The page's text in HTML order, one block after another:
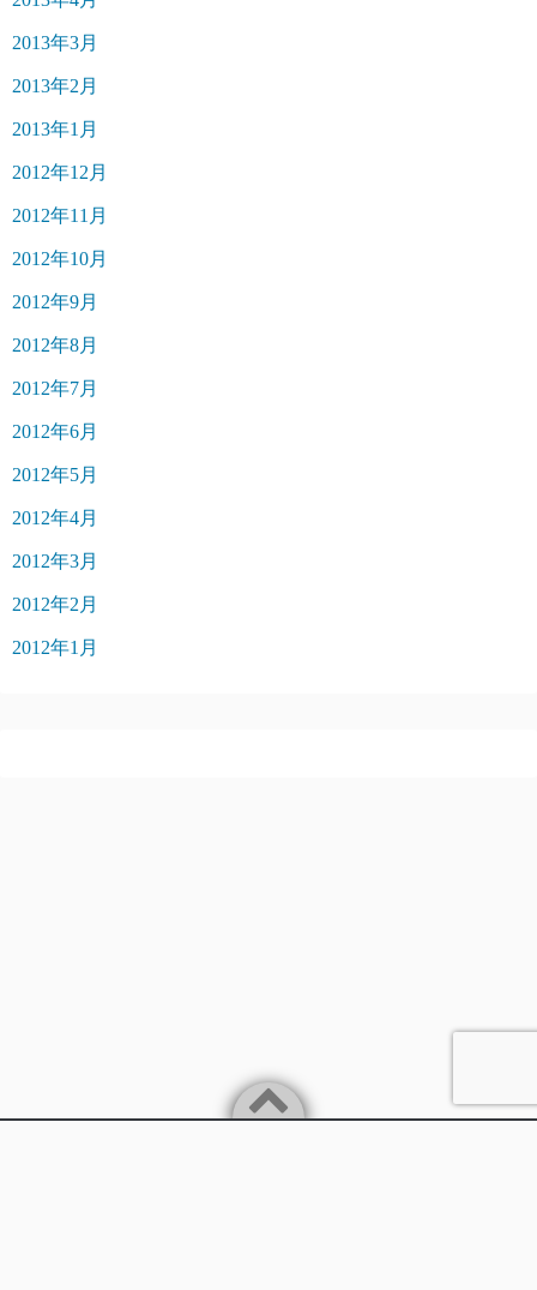
2013年3月
2013年2月
2013年1月
2012年12月
2012年11月
2012年10月
2012年9月
2012年8月
2012年7月
2012年6月
2012年5月
2012年4月
2012年3月
2012年2月
2012年1月